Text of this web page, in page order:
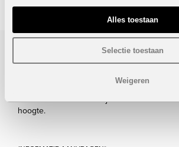
Alles toestaan
Selectie toestaan
Weigeren
Bezoek/infoaanvraag
Wenst u meer informatie over dit project,
formulier in te vullen. Wij houden u zo snel
hoogte.